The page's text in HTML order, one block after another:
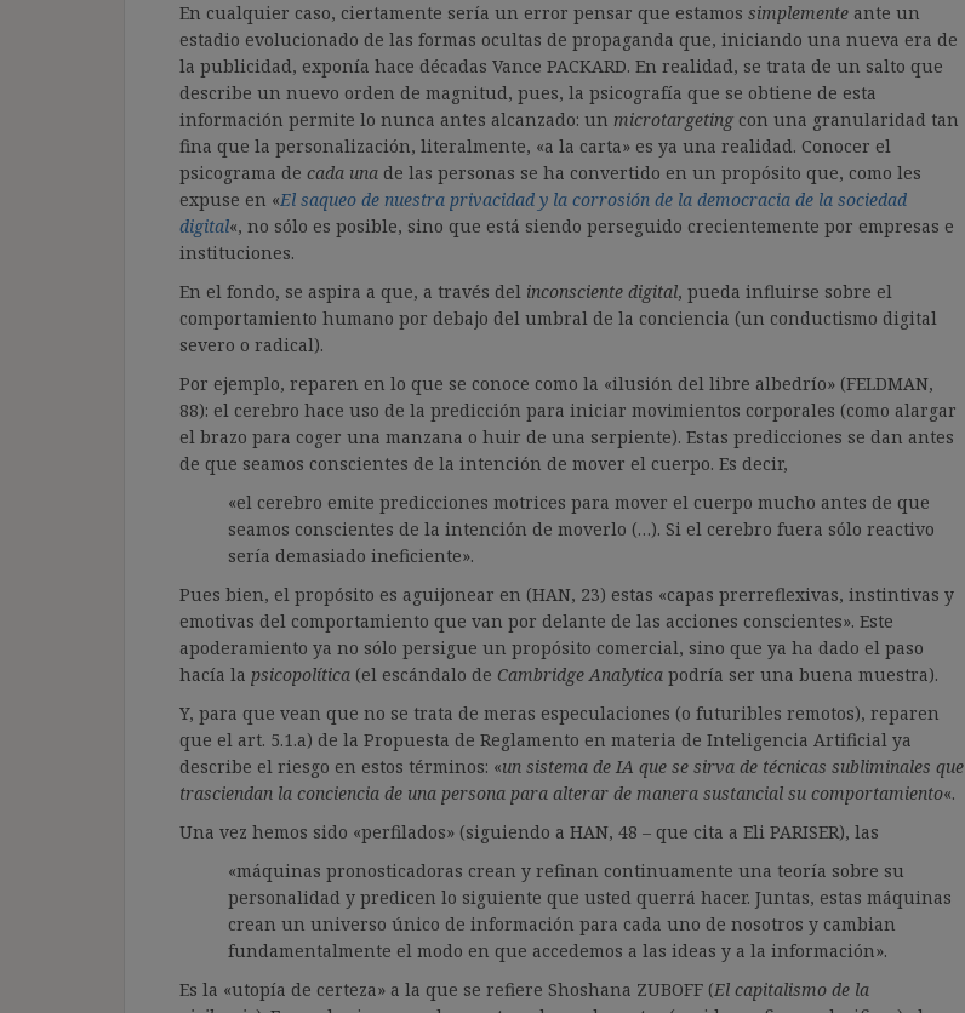
En cualquier caso, ciertamente sería un error pensar que estamos simplemente ante un
estadio evolucionado de las formas ocultas de propaganda que, iniciando una nueva era de
la publicidad, exponía hace décadas Vance PACKARD. En realidad, se trata de un salto que
describe un nuevo orden de magnitud, pues, la psicografía que se obtiene de esta
información permite lo nunca antes alcanzado: un microtargeting con una granularidad tan
fina que la personalización, literalmente, «a la carta» es ya una realidad. Conocer el
psicograma de cada una de las personas se ha convertido en un propósito que, como les
expuse en «El saqueo de nuestra privacidad y la corrosión de la democracia de la sociedad
digital«, no sólo es posible, sino que está siendo perseguido crecientemente por empresas e
instituciones.
En el fondo, se aspira a que, a través del inconsciente digital, pueda influirse sobre el
comportamiento humano por debajo del umbral de la conciencia (un conductismo digital
severo o radical).
Por ejemplo, reparen en lo que se conoce como la «ilusión del libre albedrío» (FELDMAN,
88): el cerebro hace uso de la predicción para iniciar movimientos corporales (como alargar
el brazo para coger una manzana o huir de una serpiente). Estas predicciones se dan antes
de que seamos conscientes de la intención de mover el cuerpo. Es decir,
«el cerebro emite predicciones motrices para mover el cuerpo mucho antes de que
seamos conscientes de la intención de moverlo (…). Si el cerebro fuera sólo reactivo
sería demasiado ineficiente».
Pues bien, el propósito es aguijonear en (HAN, 23) estas «capas prerreflexivas, instintivas y
emotivas del comportamiento que van por delante de las acciones conscientes». Este
apoderamiento ya no sólo persigue un propósito comercial, sino que ya ha dado el paso
hacía la psicopolítica (el escándalo de Cambridge Analytica podría ser una buena muestra).
Y, para que vean que no se trata de meras especulaciones (o futuribles remotos), reparen
que el art. 5.1.a) de la Propuesta de Reglamento en materia de Inteligencia Artificial ya
describe el riesgo en estos términos: «un sistema de IA que se sirva de técnicas subliminales que
trasciendan la conciencia de una persona para alterar de manera sustancial su comportamiento«.
Una vez hemos sido «perfilados» (siguiendo a HAN, 48 – que cita a Eli PARISER), las
«máquinas pronosticadoras crean y refinan continuamente una teoría sobre su
personalidad y predicen lo siguiente que usted querrá hacer. Juntas, estas máquinas
crean un universo único de información para cada uno de nosotros y cambian
fundamentalmente el modo en que accedemos a las ideas y a la información».
Es la «utopía de certeza» a la que se refiere Shoshana ZUBOFF (El capitalismo de la